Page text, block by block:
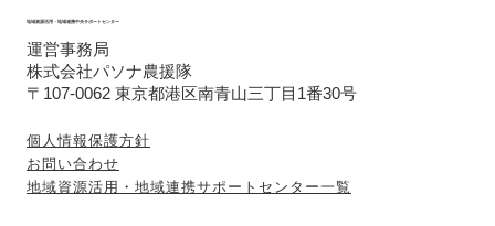
地域資源活用・地域連携中央サポートセンター
運営事務局
株式会社パソナ農援隊
〒107-0062 東京都港区南青山三丁目1番30号
個人情報保護方針
お問い合わせ
地域資源活用・地域連携サポートセンター一覧